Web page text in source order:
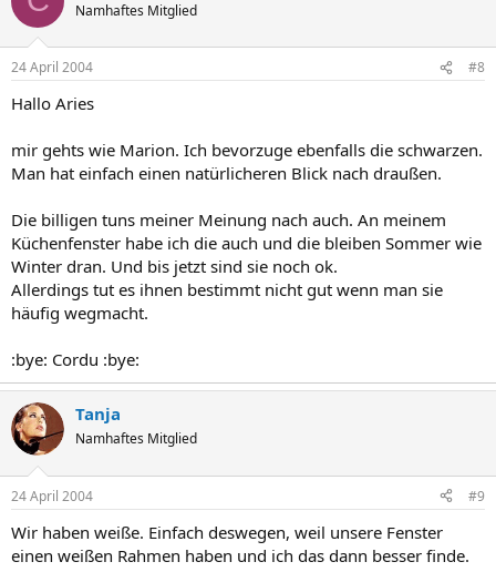
Namhaftes Mitglied
24 April 2004 #8
Hallo Aries
mir gehts wie Marion. Ich bevorzuge ebenfalls die schwarzen.
Man hat einfach einen natürlicheren Blick nach draußen.
Die billigen tuns meiner Meinung nach auch. An meinem
Küchenfenster habe ich die auch und die bleiben Sommer wie
Winter dran. Und bis jetzt sind sie noch ok.
Allerdings tut es ihnen bestimmt nicht gut wenn man sie
häufig wegmacht.
:bye: Cordu :bye:
Tanja
Namhaftes Mitglied
24 April 2004 #9
Wir haben weiße. Einfach deswegen, weil unsere Fenster
einen weißen Rahmen haben und ich das dann besser finde.